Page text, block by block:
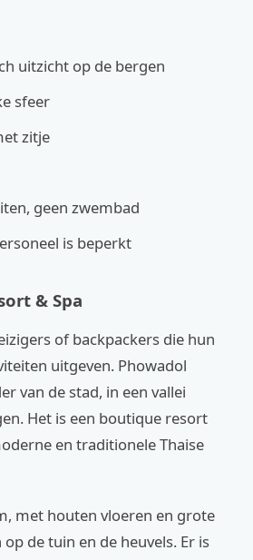
uitzicht op de bergen
sfeer
zitje
geen zwembad
is beperkt
& Spa
of backpackers die hun
uitgeven. Phowadol
van de stad, in een vallei
Het is een boutique resort
en traditionele Thaise
met houten vloeren en grote
de tuin en de heuvels. Er is